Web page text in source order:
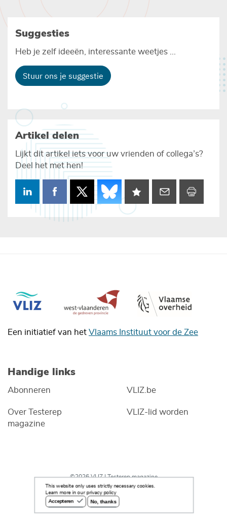
Suggesties
Heb je zelf ideeën, interessante weetjes ...
Stuur ons je suggestie
Artikel delen
Lijkt dit artikel iets voor uw vrienden of collega’s?
Deel het met hen!
Een initiatief van het Vlaams Instituut voor de Zee
Handige links
Abonneren
Over Testerep
magazine
VLIZ.be
VLIZ-lid worden
©2026 VLIZ | Testerep magazine
This website only uses strictly necessary cookies.
Learn more in our privacy policy
Accepteren
No, thanks